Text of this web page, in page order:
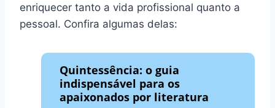
enriquecer tanto a vida profissional quanto a
pessoal. Confira algumas delas:
Quintessência: o guia
indispensável para os
apaixonados por literatura